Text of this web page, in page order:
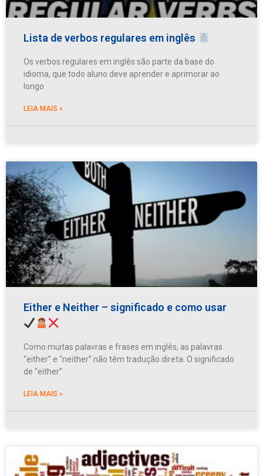
Lista de verbos regulares em inglês
Os verbos regulares em inglês são parte da base do
idioma, que todo aluno deve aprender e aprimorar ao
longo
LEIA MAIS »
Either e Neither – significado e como usar
Como muitas palavras e frases em inglês, as palavras
“either” e “neither” não têm tradução direta. O significado
de “either”
LEIA MAIS »